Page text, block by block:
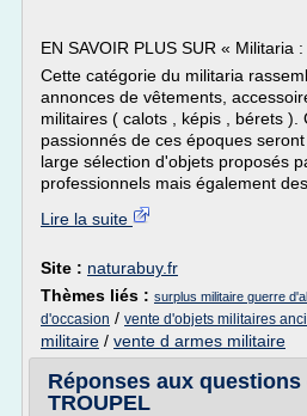
EN SAVOIR PLUS SUR « Militaria
Cette catégorie du militaria
annonces de vêtements,
militaires ( calots , képis , bérets ).
passionnés de ces époques
large sélection d'objets proposés
professionnels mais également des
Lire la suite
Site : naturabuy.fr
Thèmes liés : surplus militaire guerre
d'occasion / vente d'objets militaires
militaire / vente d armes militaire
Réponses aux questions
TROUPEL